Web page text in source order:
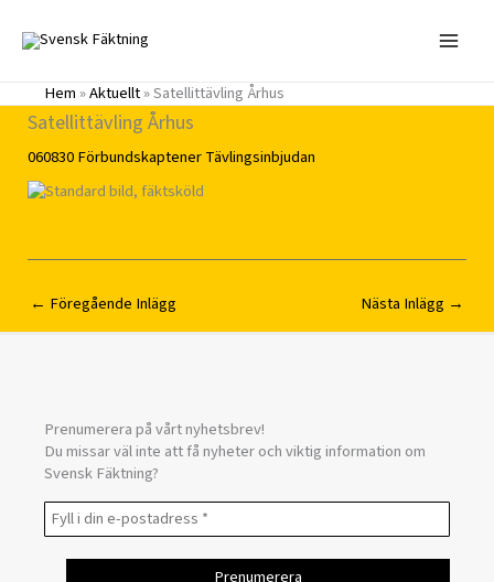
innehåll
Hem»Aktuellt»Satellittävling Århus
Satellittävling Århus
060830FörbundskaptenerTävlingsinbjudan
← Föregående Inlägg Nästa Inlägg →
Prenumerera på vårt nyhetsbrev!
Du missar väl inte att få nyheter och viktig information om
Svensk Fäktning?